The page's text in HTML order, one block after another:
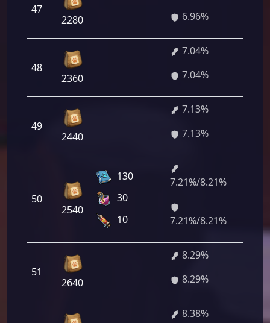
47
2280
6.96%
48
2360
7.04%
7.04%
49
2440
7.13%
7.13%
50
2540
130
30
10
7.21%/8.21%
7.21%/8.21%
51
2640
8.29%
8.29%
8.38%